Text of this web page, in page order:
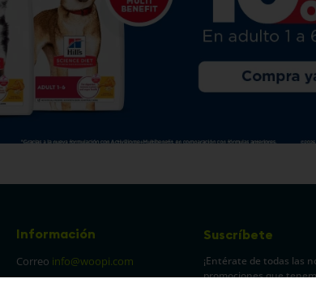
Información
Correo info@woopi.com
Suscríbete
¡Entérate de todas las
promociones que